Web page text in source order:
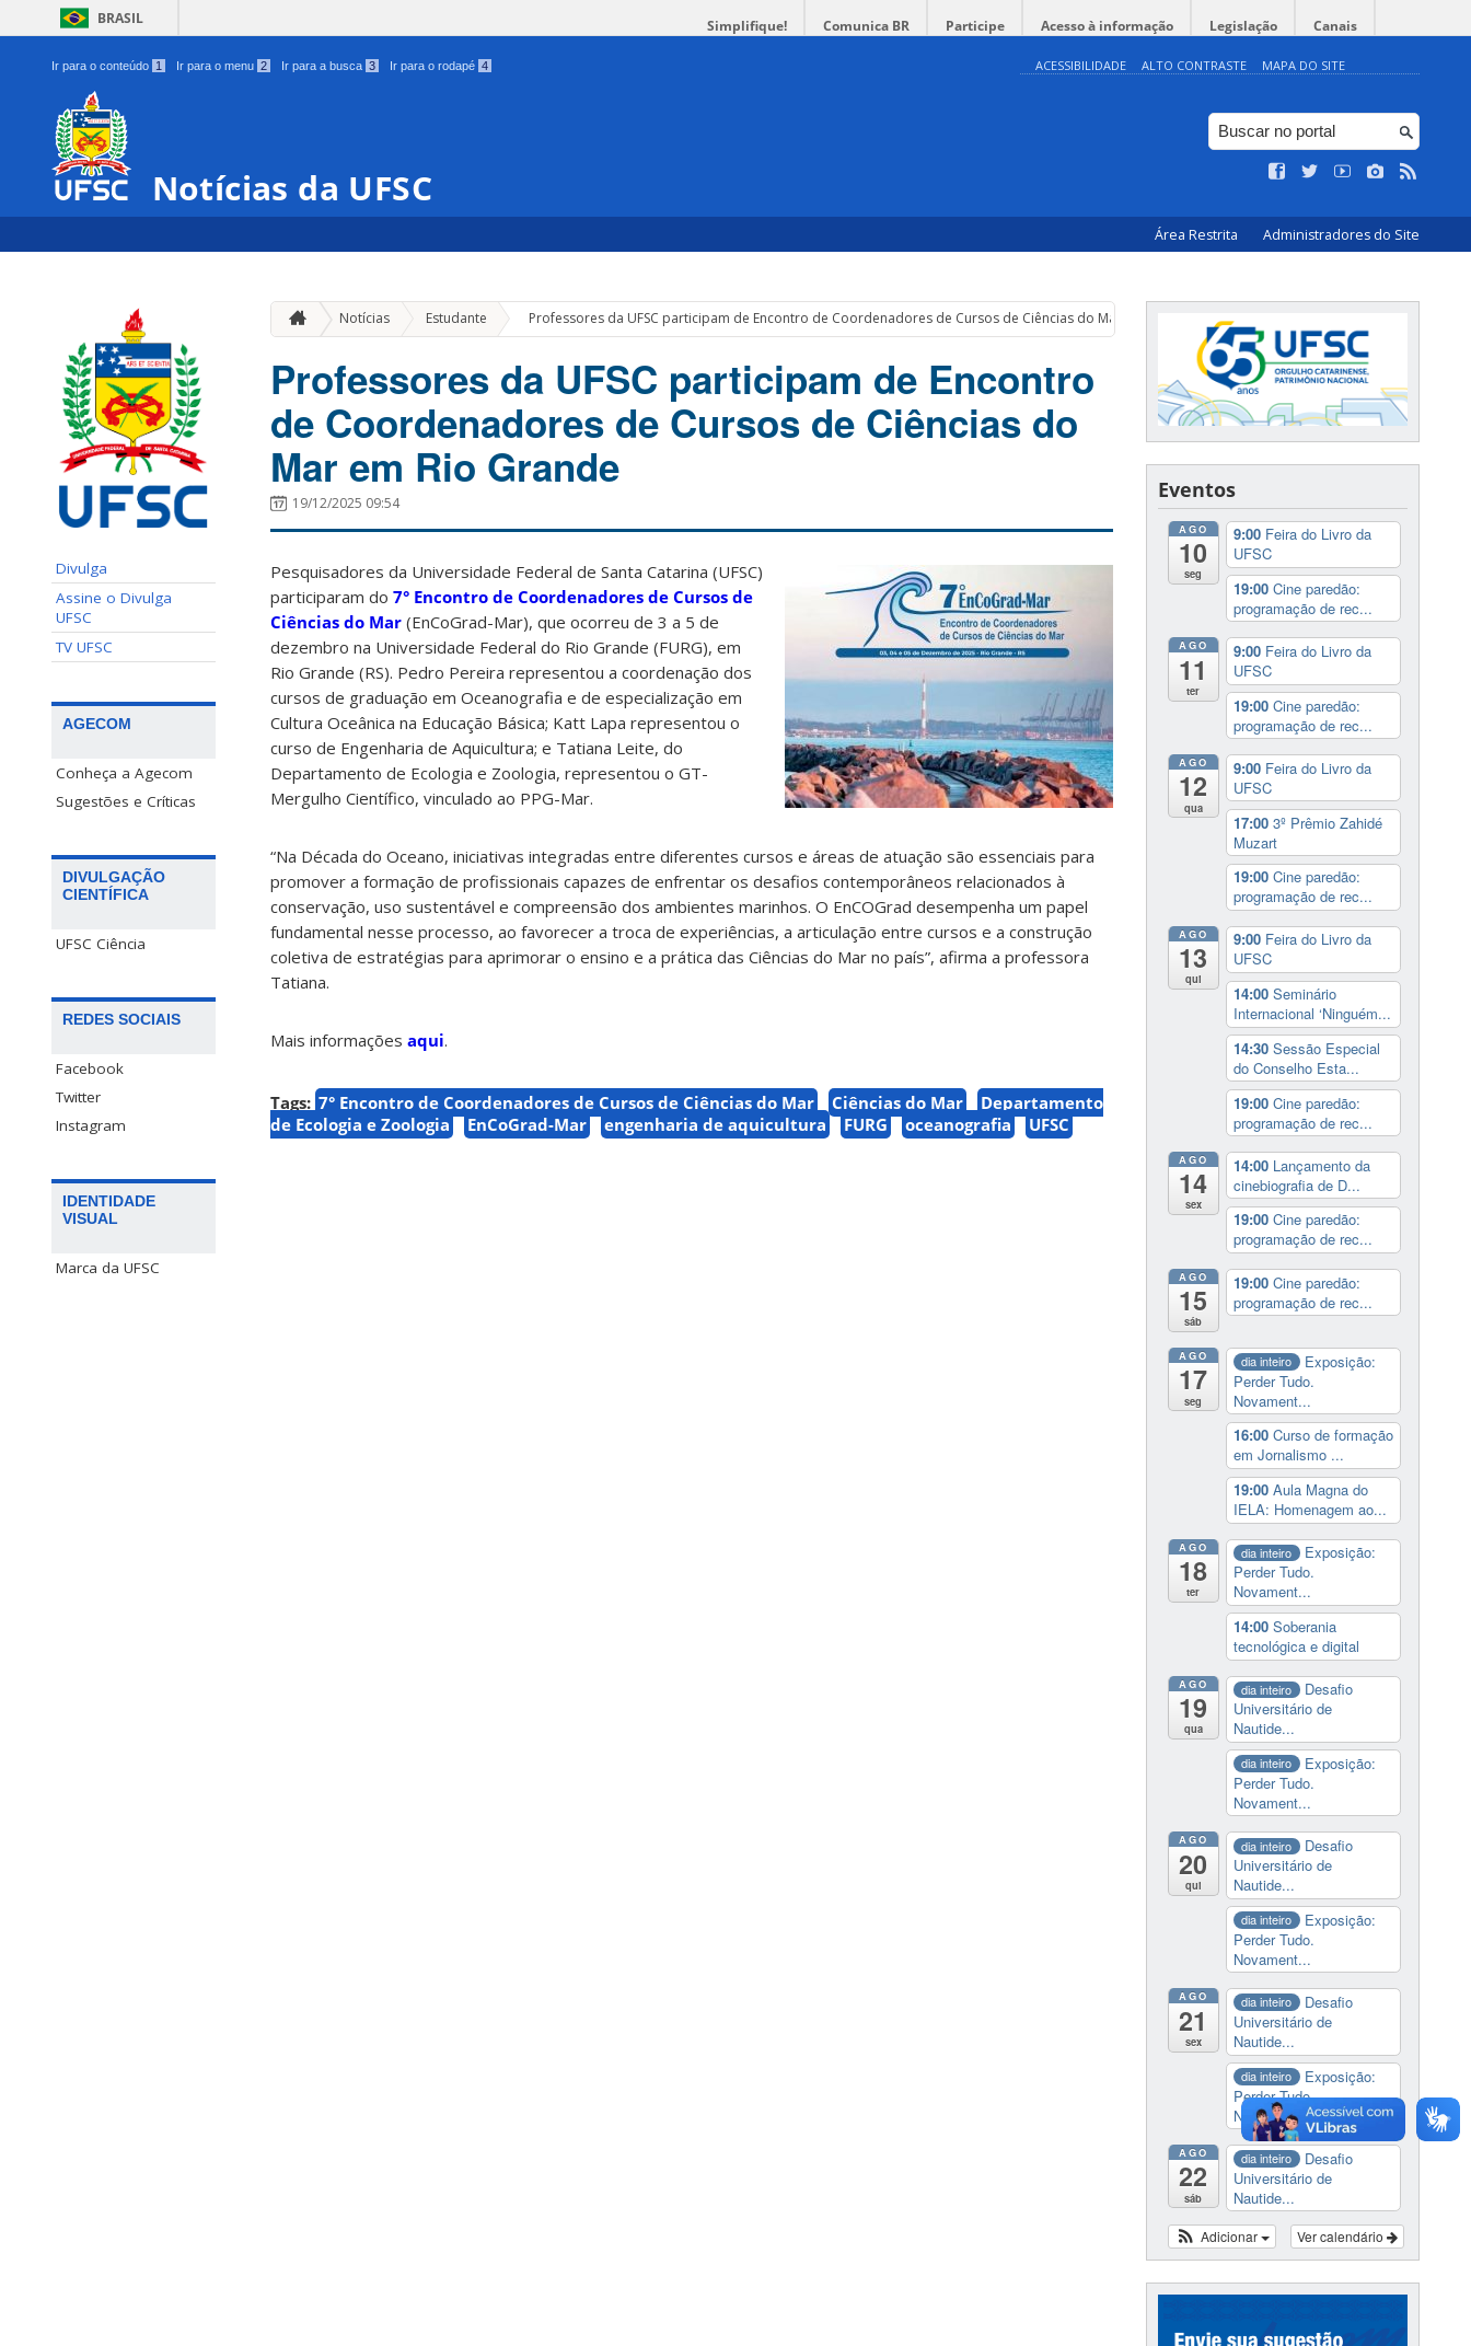
BRASIL Simplifique! Comunica BR Participe Acesso à informação Legislação Canais
Ir para o conteúdo 1 Ir para o menu 2 Ir para a busca 3 Ir para o rodapé 4 ACESSIBILIDADE ALTO CONTRASTE MAPA DO SITE
Notícias da UFSC
Área Restrita Administradores do Site
Divulga
Assine o Divulga
UFSC
TV UFSC
AGECOM
Conheça a Agecom
Sugestões e Críticas
DIVULGAÇÃO
CIENTÍFICA
UFSC Ciência
REDES SOCIAIS
Facebook
Twitter
Instagram
IDENTIDADE
VISUAL
Marca da UFSC
Notícias Estudante » Professores da UFSC participam de Encontro de Coordenadores de Cursos de Ciências do Mar em Rio Grande
Professores da UFSC participam de Encontro
de Coordenadores de Cursos de Ciências do
Mar em Rio Grande
19/12/2025 09:54
Pesquisadores da Universidade Federal de Santa Catarina (UFSC)
participaram do 7° Encontro de Coordenadores de Cursos de
Ciências do Mar (EnCoGrad-Mar), que ocorreu de 3 a 5 de
dezembro na Universidade Federal do Rio Grande (FURG), em
Rio Grande (RS). Pedro Pereira representou a coordenação dos
cursos de graduação em Oceanografia e de especialização em
Cultura Oceânica na Educação Básica; Katt Lapa representou o
curso de Engenharia de Aquicultura; e Tatiana Leite, do
Departamento de Ecologia e Zoologia, representou o GT-
Mergulho Científico, vinculado ao PPG-Mar.
“Na Década do Oceano, iniciativas integradas entre diferentes cursos e áreas de atuação são essenciais para
promover a formação de profissionais capazes de enfrentar os desafios contemporâneos relacionados à
conservação, uso sustentável e compreensão dos ambientes marinhos. O EnCOGrad desempenha um papel
fundamental nesse processo, ao favorecer a troca de experiências, a articulação entre cursos e a construção
coletiva de estratégias para aprimorar o ensino e a prática das Ciências do Mar no país”, afirma a professora
Tatiana.
Mais informações aqui.
Tags: 7° Encontro de Coordenadores de Cursos de Ciências do Mar Ciências do Mar
Departamento
de Ecologia e Zoologia
EnCoGrad-Mar engenharia de aquicultura FURG oceanografia UFSC
Eventos
AGO
10
seg
9:00 Feira do Livro da
UFSC
19:00 Cine paredão:
programação de rec...
AGO
11
ter
9:00 Feira do Livro da
UFSC
19:00 Cine paredão:
programação de rec...
AGO
12
qua
9:00 Feira do Livro da
UFSC
17:00 3º Prêmio Zahidé
Muzart
19:00 Cine paredão:
programação de rec...
AGO
13
qui
9:00 Feira do Livro da
UFSC
14:00 Seminário
Internacional ‘Ninguém...
14:30 Sessão Especial
do Conselho Esta...
19:00 Cine paredão:
programação de rec...
AGO
14
sex
14:00 Lançamento da
cinebiografia de D...
19:00 Cine paredão:
programação de rec...
AGO
15
sáb
19:00 Cine paredão:
programação de rec...
AGO
17
seg
dia inteiro
Exposição:
Perder Tudo.
Novament...
16:00 Curso de formação
em Jornalismo ...
19:00 Aula Magna do
IELA: Homenagem ao...
AGO
18
ter
dia inteiro
Exposição:
Perder Tudo.
Novament...
14:00 Soberania
tecnológica e digital
AGO
19
qua
dia inteiro
Desafio
Universitário de
Nautide...
dia inteiro
Exposição:
Perder Tudo.
Novament...
AGO
20
qui
dia inteiro
Desafio
Universitário de
Nautide...
dia inteiro
Exposição:
Perder Tudo.
Novament...
AGO
21
sex
dia inteiro
Desafio
Universitário de
Nautide...
dia inteiro
Exposição:
Perder Tudo.
Novament...
AGO
22
sáb
dia inteiro
Desafio
Universitário de
Nautide...
Ver calendário
Adicionar